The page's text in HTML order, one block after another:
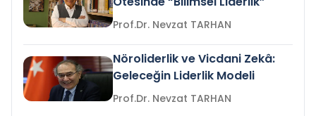
Prof.Dr. Nevzat TARHAN
Nöroliderlik ve Vicdani Zekâ:
Geleceğin Liderlik Modeli
Prof.Dr. Nevzat TARHAN